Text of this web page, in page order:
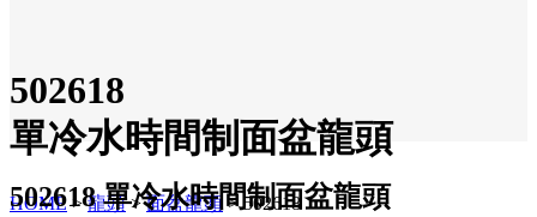
502618
單冷水時間制面盆龍頭
HOME>龍頭>面盆龍頭 >502618
502618 單冷水時間制面盆龍頭